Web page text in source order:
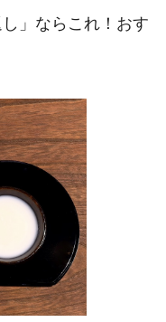
」ならこれ！おす